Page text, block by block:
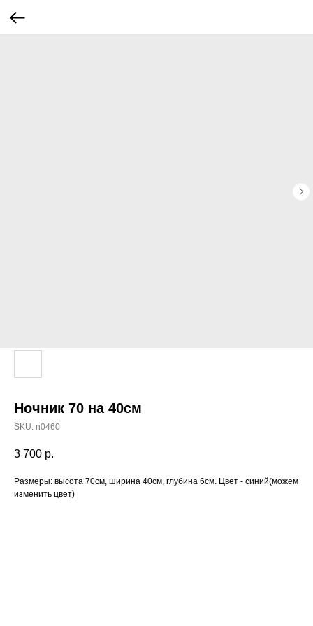
Ночник 70 на 40см
SKU: n0460
3 700 р.
Размеры: высота 70см, ширина 40см, глубина 6см. Цвет - синий(можем
изменить цвет)